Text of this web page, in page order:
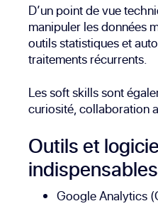
D’un point de vue
manipuler les données
outils statistiques et
traitements récurrents.
Les soft skills sont
curiosité, collaboration
Outils et
indispensables
Google Analytics